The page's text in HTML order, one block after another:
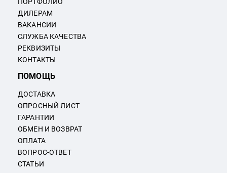
ДИЛЕРАМ
ВАКАНСИИ
СЛУЖБА КАЧЕСТВА
РЕКВИЗИТЫ
КОНТАКТЫ
ПОМОЩЬ
ДОСТАВКА
ОПРОСНЫЙ ЛИСТ
ГАРАНТИИ
ОБМЕН И ВОЗВРАТ
ОПЛАТА
ВОПРОС-ОТВЕТ
СТАТЬИ